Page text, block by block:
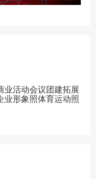
业活动会议团建拓展
业形象照体育运动照